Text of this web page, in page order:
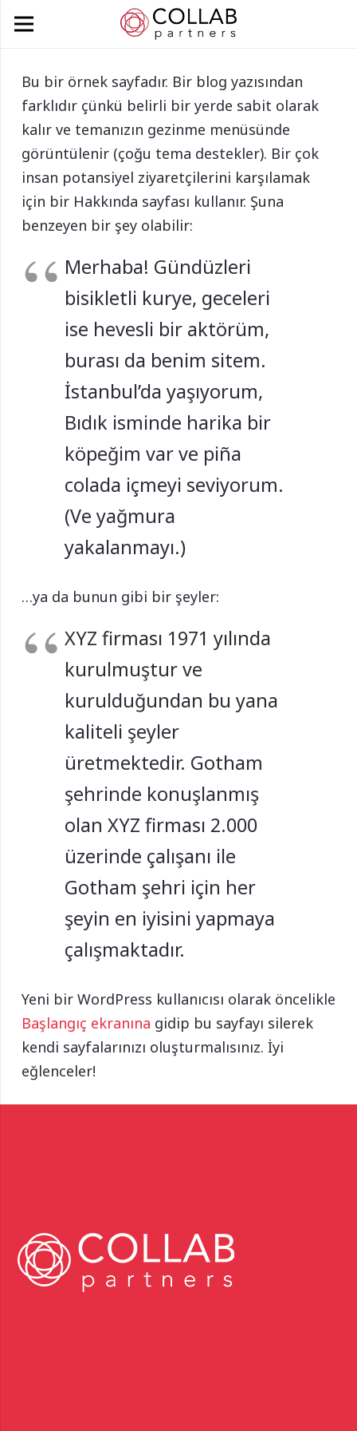
Bu bir örnek sayfadır. Bir blog yazısından
farklıdır çünkü belirli bir yerde sabit olarak
kalır ve temanızın gezinme menüsünde
görüntülenir (çoğu tema destekler). Bir çok
insan potansiyel ziyaretçilerini karşılamak
için bir Hakkında sayfası kullanır. Şuna
benzeyen bir şey olabilir:
Merhaba! Gündüzleri
bisikletli kurye, geceleri
ise hevesli bir aktörüm,
burası da benim sitem.
İstanbul’da yaşıyorum,
Bıdık isminde harika bir
köpeğim var ve piña
colada içmeyi seviyorum.
(Ve yağmura
yakalanmayı.)
…ya da bunun gibi bir şeyler:
XYZ firması 1971 yılında
kurulmuştur ve
kurulduğundan bu yana
kaliteli şeyler
üretmektedir. Gotham
şehrinde konuşlanmış
olan XYZ firması 2.000
üzerinde çalışanı ile
Gotham şehri için her
şeyin en iyisini yapmaya
çalışmaktadır.
Yeni bir WordPress kullanıcısı olarak öncelikle
Başlangıç ekranına gidip bu sayfayı silerek
kendi sayfalarınızı oluşturmalısınız. İyi
eğlenceler!